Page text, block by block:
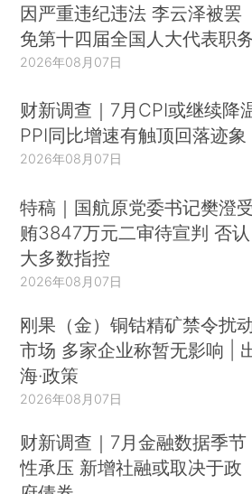
因严重违纪违法 李云泽被罢
免第十四届全国人大代表职
2026年08月07日
财新调查｜7月CPI或继续降
PPI同比增速有触顶回落迹象
2026年08月07日
特稿｜国航原党委书记樊澄
贿3847万元二审待宣判 否认
大多数指控
2026年08月07日
刚果（金）铜钴精矿禁令扰
市场 多家企业称暂无影响 |
海·政策
2026年08月07日
财新调查｜7月金融数据季节
性承压 新增社融或取决于政